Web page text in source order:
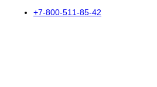
+7-800-511-85-42